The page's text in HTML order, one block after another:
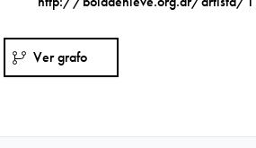
Ver grafo